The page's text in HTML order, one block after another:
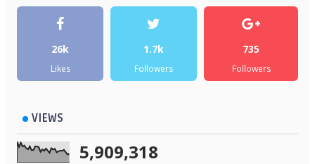
26k
Likes
1.7k
Followers
735
Followers
VIEWS
5,909,318